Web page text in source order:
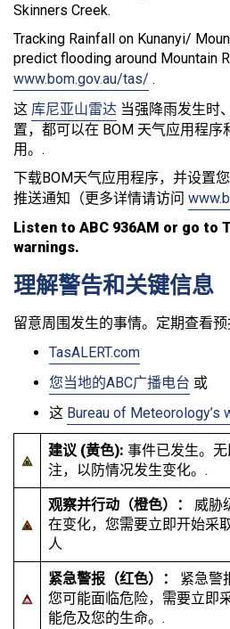
Skinners Creek.
Tracking Rainfall on Kunanyi/
predict flooding around Mountain
www.bom.gov.au/tas/ .
这 库尼亚山雷达 当强降雨发生时
置，都可以在 BOM 天气应用程序
用。.
下载BOM天气应用程序，并设置
推送通知（更多详情请访问
Listen to ABC 936AM or go to
warnings.
理解警告和关键信息
留意周围发生的事情。定期查看
TasALERT.com
您当地的ABC广播电台 或
这 Bureau of Meteorology’s
建议 (黄色): 事件已发生。
注，以防情况发生变化。.
观察并行动（橙色）：
威胁
在变化，您需要立即开始采
人
紧急警报（红色）：
紧急警
您可能面临危险，需要立即
能危及您的生命。.